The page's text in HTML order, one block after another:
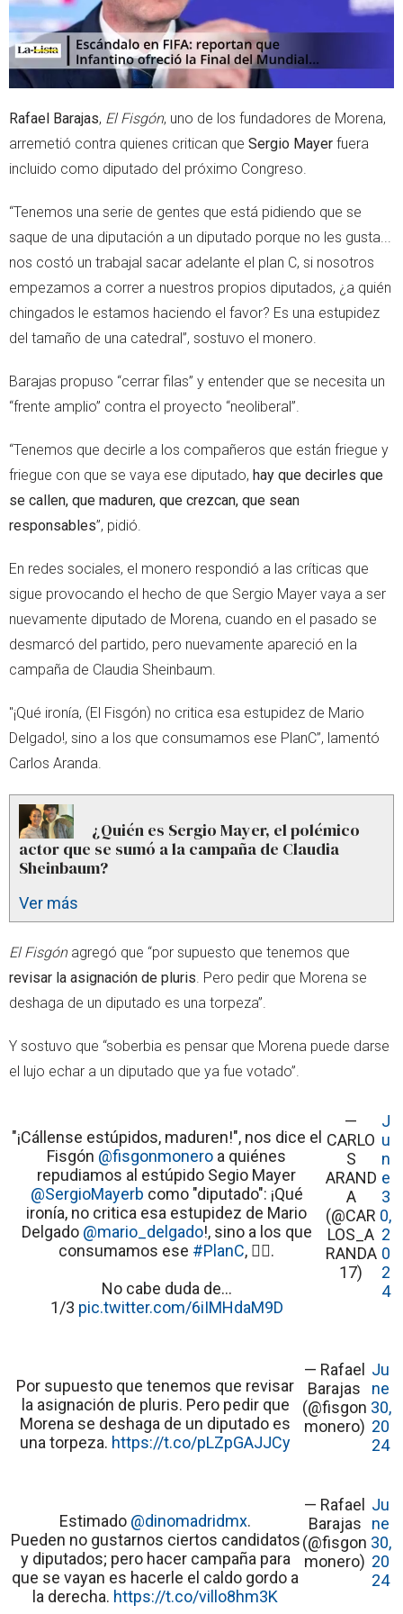
Rafael Barajas, El Fisgón, uno de los fundadores de Morena,
arremetió contra quienes critican que Sergio Mayer fuera
incluido como diputado del próximo Congreso.
“Tenemos una serie de gentes que está pidiendo que se
saque de una diputación a un diputado porque no les gusta...
nos costó un trabajal sacar adelante el plan C, si nosotros
empezamos a correr a nuestros propios diputados, ¿a quién
chingados le estamos haciendo el favor? Es una estupidez
del tamaño de una catedral”, sostuvo el monero.
Barajas propuso “cerrar filas” y entender que se necesita un
“frente amplio” contra el proyecto “neoliberal”.
“Tenemos que decirle a los compañeros que están friegue y
friegue con que se vaya ese diputado, hay que decirles que
se callen, que maduren, que crezcan, que sean
responsables”, pidió.
En redes sociales, el monero respondió a las críticas que
sigue provocando el hecho de que Sergio Mayer vaya a ser
nuevamente diputado de Morena, cuando en el pasado se
desmarcó del partido, pero nuevamente apareció en la
campaña de Claudia Sheinbaum.
"¡Qué ironía, (El Fisgón) no critica esa estupidez de Mario
Delgado!, sino a los que consumamos ese PlanC”, lamentó
Carlos Aranda.
¿Quién es Sergio Mayer, el polémico
actor que se sumó a la campaña de Claudia
Sheinbaum?
Ver más
El Fisgónagregó que “por supuesto que tenemos que
revisar la asignación de pluris. Pero pedir que Morena se
deshaga de un diputado es una torpeza”.
Y sostuvo que “soberbia es pensar que Morena puede darse
el lujo echar a un diputado que ya fue votado”.
"¡Cállense estúpidos, maduren!", nos dice el
Fisgón @fisgonmonero a quiénes
repudiamos al estúpido Segio Mayer
@SergioMayerb como "diputado": ¡Qué
ironía, no critica esa estupidez de Mario
Delgado @mario_delgado!, sino a los que
consumamos ese #PlanC, 🤦‍♂️.
No cabe duda de...
1/3 pic.twitter.com/6iIMHdaM9D
—
CARLO
S
ARAND
A
(@CAR
LOS_A
RANDA
17)
J
u
n
e
3
0,
2
0
2
4
Por supuesto que tenemos que revisar
la asignación de pluris. Pero pedir que
Morena se deshaga de un diputado es
una torpeza. https://t.co/pLZpGAJJCy
— Rafael
Barajas
(@fisgon
monero)
Ju
ne
30,
20
24
Estimado @dinomadridmx.
Pueden no gustarnos ciertos candidatos
y diputados; pero hacer campaña para
que se vayan es hacerle el caldo gordo a
la derecha. https://t.co/villo8hm3K
— Rafael
Barajas
(@fisgon
monero)
Ju
ne
30,
20
24